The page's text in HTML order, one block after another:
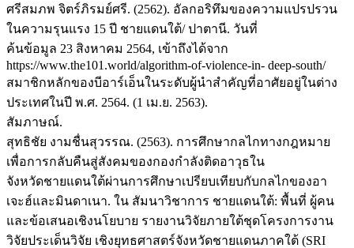
ศรีสมภพ จิตร์ภิรมย์ศรี. (2562). อัลกอริทึมของความแปรปรวน
ในความรุนแรง 15 ปี ชายแดนใต้/ ปาตานี. วันที่
ค้นข้อมูล 23 สิงหาคม 2564, เข้าถึงได้จาก
https://www.the101.world/algorithm-of-violence-in- deep-south/
สมาชิกหลักของบีอาร์เอ็นในระดับผู้นำสำคัญที่อาศัยอยู่ในต่าง
ประเทศในปี พ.ศ. 2564. (1 เม.ย. 2563).
สัมภาษณ์.
สุทธิชัย งามชื่นสุวรรณ. (2563). การศึกษากลไกทางกฎหมาย
เพื่อการกลับคืนสู่สังคมของกองกำลังติดอาวุธใน
จังหวัดชายแดนใต้ผ่านการศึกษาเปรียบเทียบกับกลไกของอา
เจะฮ์และมินดาเนา. ใน สัมนาวิชาการ ชายแดนใต้: พื้นที่ ผู้คน
และข้อเสนอเชิงนโยบาย รายงานวิจัยภายใต้ชุดโครงการงาน
วิจัยประเด็นวิจัย เชิงยุทธศาสตร์จังหวัดชายแดนภาคใต้ (SRI